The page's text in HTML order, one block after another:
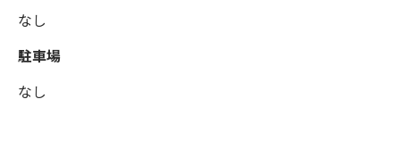
なし
駐車場
なし